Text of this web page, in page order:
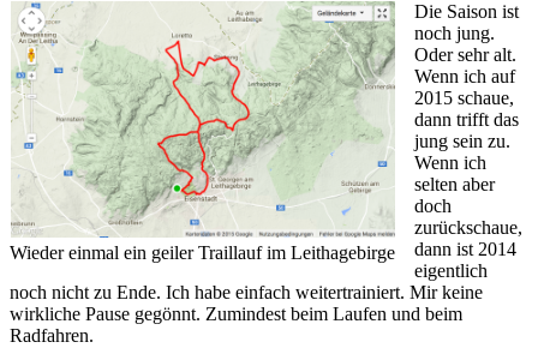
Wieder einmal ein geiler Traillauf im Leithagebirge
Die Saison ist
noch jung.
Oder sehr alt.
Wenn ich auf
2015 schaue,
dann trifft das
jung sein zu.
Wenn ich
selten aber
doch
zurückschaue,
dann ist 2014
eigentlich
noch nicht zu Ende. Ich habe einfach weitertrainiert. Mir keine
wirkliche Pause gegönnt. Zumindest beim Laufen und beim
Radfahren.